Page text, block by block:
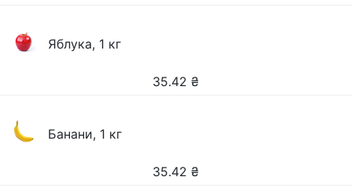
Яблука, 1 кг
35.42 ₴
Банани, 1 кг
35.42 ₴